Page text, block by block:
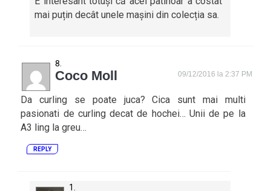
mai puțin decât unele mașini din colecția sa.
Coco Moll 09/12/2016 la 2:37 PM
Da curling se poate juca? Cica sunt mai multi
pasionati de curling decat de hochei… Unii de pe la
A3 ling la greu…
REPLY